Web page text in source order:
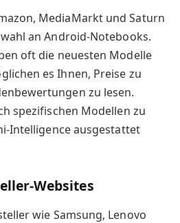
MediaMarkt und Saturn
an Android-Notebooks.
oft die neuesten Modelle
es Ihnen, Preise zu
zu lesen.
spezifischen Modellen zu
Intelligence ausgestattet
Websites
wie Samsung, Lenovo